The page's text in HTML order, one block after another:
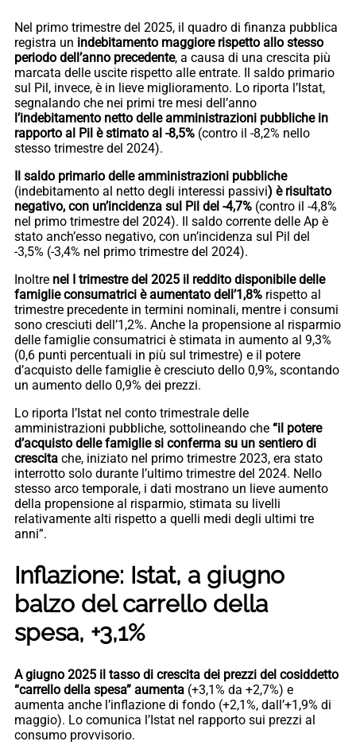
Nel primo trimestre del 2025, il quadro di finanza pubblica
registra un indebitamento maggiore rispetto allo stesso
periodo dell’anno precedente, a causa di una crescita più
marcata delle uscite rispetto alle entrate. Il saldo primario
sul Pil, invece, è in lieve miglioramento. Lo riporta l’Istat,
segnalando che nei primi tre mesi dell’anno
l’indebitamento netto delle amministrazioni pubbliche in
rapporto al Pil è stimato al -8,5% (contro il -8,2% nello
stesso trimestre del 2024).
Il saldo primario delle amministrazioni pubbliche
(indebitamento al netto degli interessi passivi) è risultato
negativo, con un’incidenza sul Pil del -4,7% (contro il -4,8%
nel primo trimestre del 2024). Il saldo corrente delle Ap è
stato anch’esso negativo, con un’incidenza sul Pil del
-3,5% (-3,4% nel primo trimestre del 2024).
Inoltre nel I trimestre del 2025 il reddito disponibile delle
famiglie consumatrici è aumentato dell’1,8% rispetto al
trimestre precedente in termini nominali, mentre i consumi
sono cresciuti dell’1,2%. Anche la propensione al risparmio
delle famiglie consumatrici è stimata in aumento al 9,3%
(0,6 punti percentuali in più sul trimestre) e il potere
d’acquisto delle famiglie è cresciuto dello 0,9%, scontando
un aumento dello 0,9% dei prezzi.
Lo riporta l’Istat nel conto trimestrale delle
amministrazioni pubbliche, sottolineando che “il potere
d’acquisto delle famiglie si conferma su un sentiero di
crescita che, iniziato nel primo trimestre 2023, era stato
interrotto solo durante l’ultimo trimestre del 2024. Nello
stesso arco temporale, i dati mostrano un lieve aumento
della propensione al risparmio, stimata su livelli
relativamente alti rispetto a quelli medi degli ultimi tre
anni”.
Inflazione: Istat, a giugno
balzo del carrello della
spesa, +3,1%
A giugno 2025 il tasso di crescita dei prezzi del cosiddetto
“carrello della spesa” aumenta (+3,1% da +2,7%) e
aumenta anche l’inflazione di fondo (+2,1%, dall’+1,9% di
maggio). Lo comunica l’Istat nel rapporto sui prezzi al
consumo provvisorio.